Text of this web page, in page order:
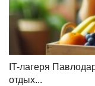
IT-лагеря
отдых...